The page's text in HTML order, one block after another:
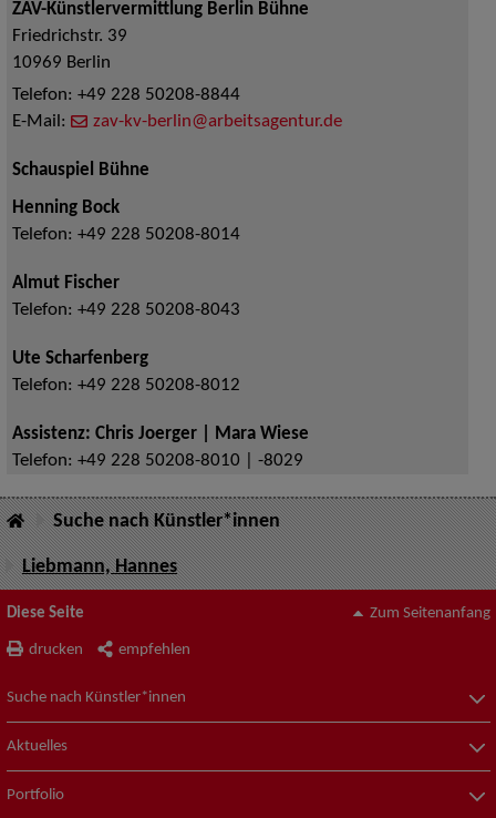
ZAV-Künstlervermittlung Berlin Bühne
Friedrichstr. 39
10969 Berlin
Telefon: +49 228 50208-8844
E-Mail:
zav-kv-berlin@arbeitsagentur.de
Schauspiel Bühne
Henning Bock
Telefon: +49 228 50208-8014
Almut Fischer
Telefon: +49 228 50208-8043
Ute Scharfenberg
Telefon: +49 228 50208-8012
Assistenz: Chris Joerger | Mara Wiese
Telefon: +49 228 50208-8010 | -8029
Suche nach Künstler*innen
Liebmann, Hannes
Diese Seite
drucken empfehlen
Zum Seitenanfang
Suche nach Künstler*innen
Aktuelles
Portfolio